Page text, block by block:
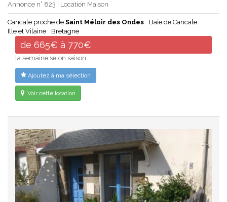
Annonce n° 823 | Location Maison
Cancale proche de Saint Méloir des Ondes
Baie de Cancale
Ille et Vilaine
Bretagne
de 665€ à 770€
la semaine selon saison
Ajoutez à ma sélection
Voir cette location